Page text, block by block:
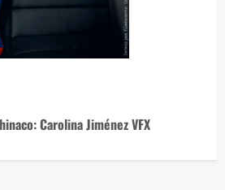
Carolina Jiménez VFX